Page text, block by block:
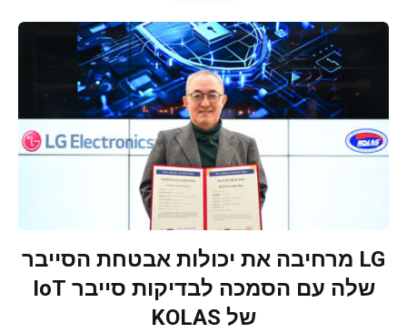
LG מרחיבה את יכולות אבטחת הסייבר
שלה עם הסמכה לבדיקות סייבר IoT
של KOLAS